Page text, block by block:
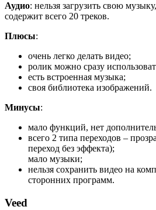
Аудио: нельзя загрузить свою
содержит всего 20 треков.
Плюсы:
очень легко делать видео;
ролик можно сразу
есть встроенная музыка;
своя библиотека изображений.
Минусы:
мало функций, нет
всего 2 типа переходов –
переход без эффекта);
мало музыки;
нельзя сохранить видео на
сторонних программ.
Veed